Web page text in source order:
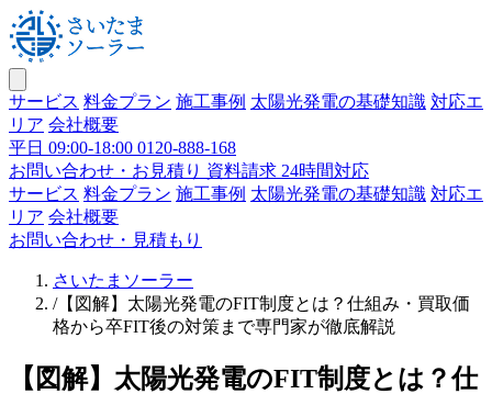
サービス 料金プラン 施工事例 太陽光発電の基礎知識 対応エ
リア 会社概要
平日 09:00-18:00 0120-888-168
お問い合わせ・お見積り 資料請求 24時間対応
サービス 料金プラン 施工事例 太陽光発電の基礎知識 対応エ
リア 会社概要
お問い合わせ・見積もり
さいたまソーラー
/【図解】太陽光発電のFIT制度とは？仕組み・買取価
格から卒FIT後の対策まで専門家が徹底解説
【図解】太陽光発電のFIT制度とは？仕